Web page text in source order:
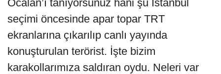
Öcalan’ı tanıyorsunuz hani şu İstanbul
seçimi öncesinde apar topar TRT
ekranlarına çıkarılıp canlı yayında
konuşturulan terörist. İşte bizim
karakollarımıza saldıran oydu. Neleri var